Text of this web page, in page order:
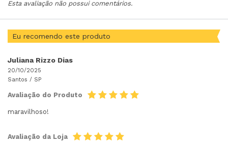
Esta avaliação não possui comentários.
Eu recomendo este produto
Juliana Rizzo Dias
20/10/2025
Santos / SP
Avaliação do Produto
maravilhoso!
Avaliação da Loja